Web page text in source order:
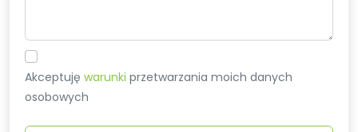
Akceptujęwarunki przetwarzania moich danych
osobowych